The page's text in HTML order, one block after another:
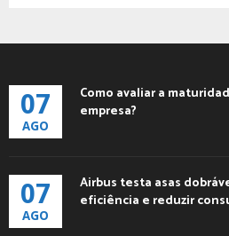
07
AGO
Como avaliar a
empresa?
07
AGO
Airbus testa asas
eficiência e reduzir